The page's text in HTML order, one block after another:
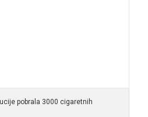
pobrala 3000 cigaretnih